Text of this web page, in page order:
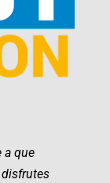
a que